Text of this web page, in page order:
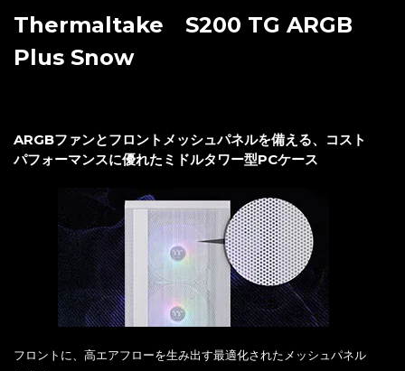
Thermaltake S200 TG ARGB
Plus Snow
ARGBファンとフロントメッシュパネルを備える、コスト
パフォーマンスに優れたミドルタワー型PCケース
フロントに、高エアフローを生み出す最適化されたメッシュパネル